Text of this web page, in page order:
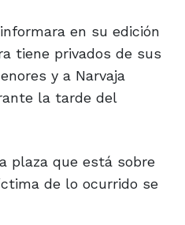
en su edición
tiene privados de sus
y a Narvaja
la tarde del
plaza que está sobre
de lo ocurrido se